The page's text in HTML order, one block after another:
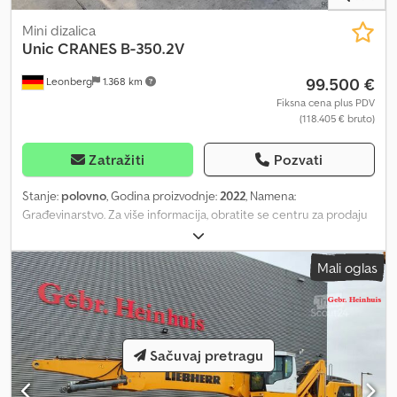
Leonberg 1.368 km
Mini dizalica
Unic CRANES B-350.2V
99.500 €
Fiksna cena plus PDV
(118.405 € bruto)
Zatražiti Pozvati
Stanje: polovno, Godina proizvodnje:2022, Namena:
Građevinarstvo. Za više informacija, obratite se centru za prodaju
polovne opreme. Dsdpszrk Dbefx Ap Eekr DE01
Mali oglas
Sačuvaj pretragu